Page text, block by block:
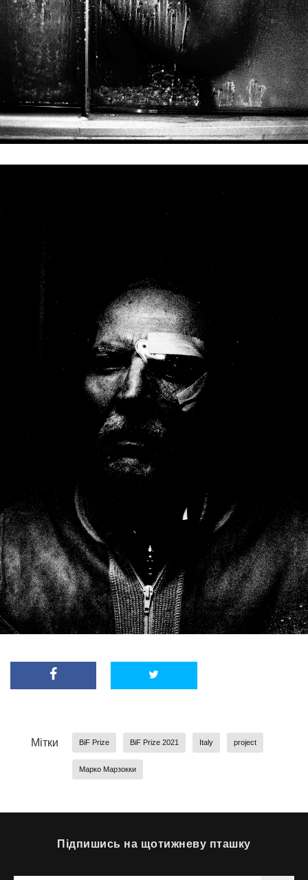
Мітки BiF Prize BiF Prize 2021 Italy project
Марко Марзокки
Підпишись на щотижневу пташку